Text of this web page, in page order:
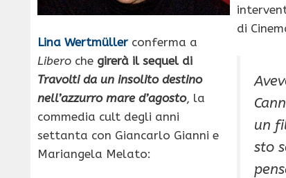
Lina Wertmüller conferma a
Libero che girerà il sequel di
Travolti da un insolito destino
nell’azzurro mare d’agosto, la
commedia cult degli anni
settanta con Giancarlo Gianni e
Mariangela Melato:
di
un
sto